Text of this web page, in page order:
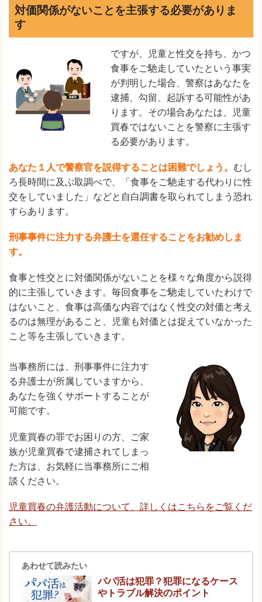
対価関係がないことを主張する必要がありま
す
ですが、児童と性交を持ち、かつ
食事をご馳走していたという事実
が判明した場合、警察はあなたを
逮捕、勾留、起訴する可能性があ
ります。その場合あなたは、児童
買春ではないことを警察に主張す
る必要があります。
あなた１人で警察官を説得することは困難でしょう。 むし
ろ長時間に及ぶ取調べで、「食事をご馳走する代わりに性
交をしていました」などと自白調書を取られてしまう恐れ
すらあります。
刑事事件に注力する弁護士を選任することをお勧めしま
す。
食事と性交とに対価関係がないことを様々な角度から説得
的に主張していきます。毎回食事をご馳走していたわけで
はないこと、食事は高価な内容ではなく性交の対価と考え
るのは無理があること、児童も対価とは捉えていなかった
こと等を主張していきます。
当事務所には、刑事事件に注力す
る弁護士が所属していますから、
あなたを強くサポートすることが
可能です。
児童買春の罪でお困りの方、ご家
族が児童買春で逮捕されてしまっ
た方は、お気軽に当事務所にご相
談ください。
児童買春の弁護活動について、詳しくはこちらをご覧くだ
さい。
あわせて読みたい
パパ活は犯罪？犯罪になるケース
やトラブル解決のポイント